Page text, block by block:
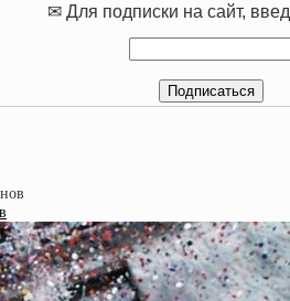
✉ Для подписки на сайт,